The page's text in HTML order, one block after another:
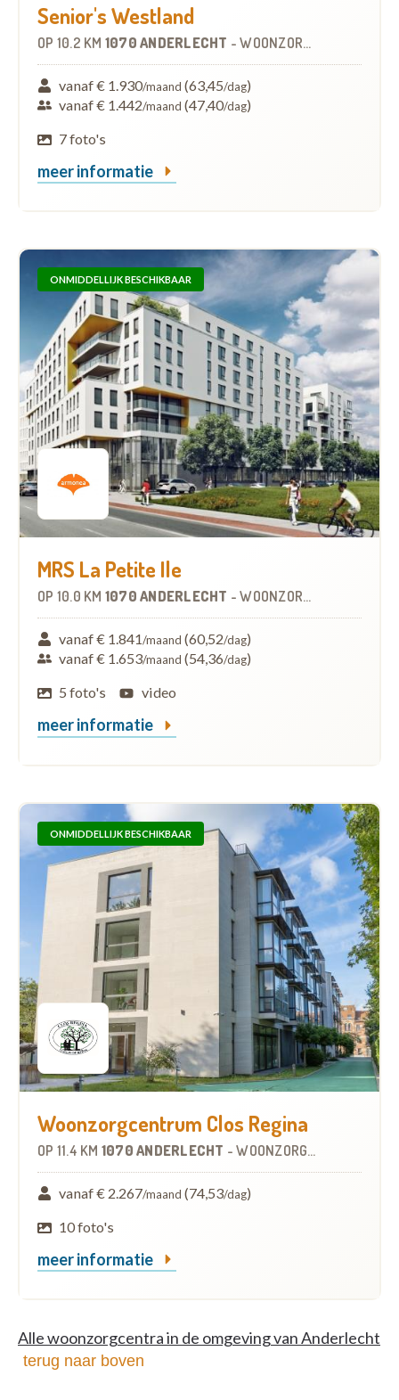
Senior's Westland
OP 10.2 KM 1070 ANDERLECHT -WOONZORGCENTRUM (WZC)
vanaf € 1.930/maand (63,45/dag)
vanaf € 1.442/maand (47,40/dag)
7 foto's
meer informatie
ONMIDDELLIJK BESCHIKBAAR
MRS La Petite Ile
OP 10.0 KM 1070 ANDERLECHT -WOONZORGCENTRUM (WZC)
vanaf € 1.841/maand (60,52/dag)
vanaf € 1.653/maand (54,36/dag)
5 foto's
video
meer informatie
ONMIDDELLIJK BESCHIKBAAR
Woonzorgcentrum Clos Regina
OP 11.4 KM 1070 ANDERLECHT -WOONZORGCENTRUM (WZC)
vanaf € 2.267/maand (74,53/dag)
10 foto's
meer informatie
Alle woonzorgcentra in de omgeving van Anderlecht
terug naar boven